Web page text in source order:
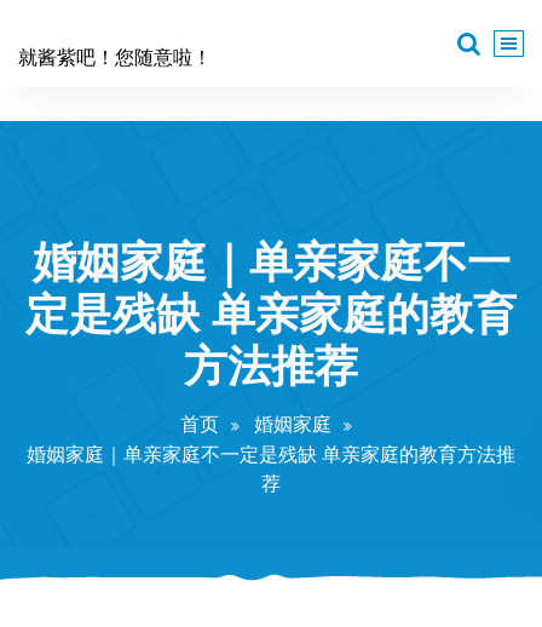
就酱紫吧！您随意啦！
婚姻家庭｜单亲家庭不一
定是残缺 单亲家庭的教育
方法推荐
首页
婚姻家庭
婚姻家庭｜单亲家庭不一定是残缺 单亲家庭的教育方法推
荐